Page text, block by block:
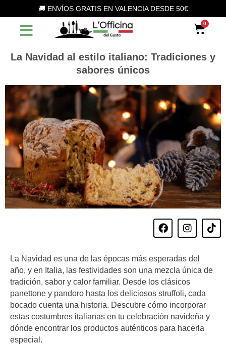
al
contenuto
🚚 ENVÍOS GRATIS EN VALENCIA DESDE 50€
La Navidad al estilo italiano: Tradiciones y
sabores únicos
F
a
b
o
o
k
I
n
a
g
r
a
m
T
i
k
La Navidad es una de las épocas más esperadas del
año, y en Italia, las festividades son una mezcla única de
tradición, sabor y calor familiar. Desde los clásicos
panettone y pandoro hasta los deliciosos struffoli, cada
bocado cuenta una historia. Descubre cómo incorporar
estas costumbres italianas en tu celebración navideña y
dónde encontrar los productos auténticos para hacerla
especial.